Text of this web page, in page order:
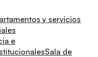
y servicios
e
Sala de